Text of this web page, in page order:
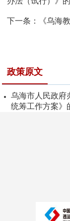
下一条： 《乌海
政策原文
乌海市人民政府
统筹工作方案》